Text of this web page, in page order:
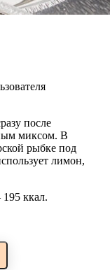
после
миксом. В
рыбке под
лимон,
ккал.